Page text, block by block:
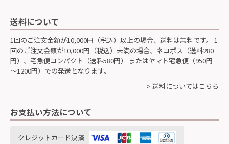
送料について
1回のご注文金額が10,000円（税込）以上の場合、送料は無料です。 1
回のご注文金額が10,000円（税込）未満の場合、ネコポス（送料280
円）、宅急便コンパクト（送料580円） またはヤマト宅急便（950円
～1200円）での発送となります。
> 送料についてはこちら
お支払い方法について
クレジットカード決済